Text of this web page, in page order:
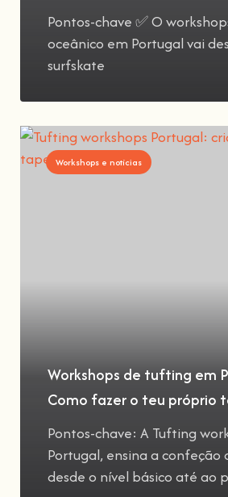
Pontos-chave ✅ O
oceânico em Portugal vai
surfskate
Workshops e notícias
Workshops de tufting em
Como fazer o teu próprio
Pontos-chave: A Tufting
Portugal, ensina a confeção
desde o nível básico até ao